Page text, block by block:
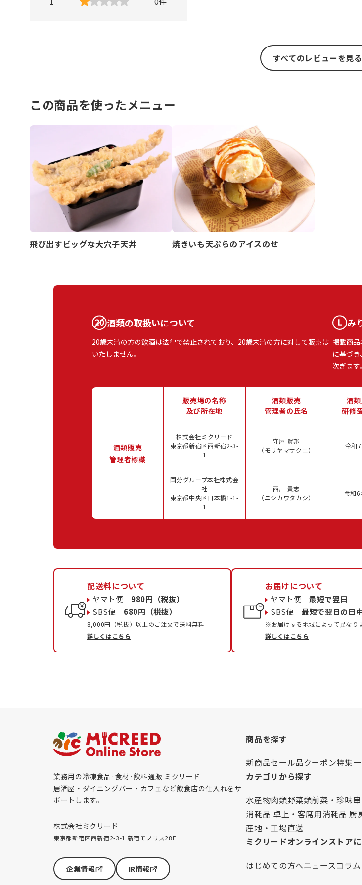
すべてのレビューを見る
この商品を使ったメニュー
飛び出すビッグな大穴子天丼 焼きいも天ぷらのアイスのせ
酒類の取扱いについて
20歳未満の方の飲酒は法律で禁止されており、20歳未満の方に対して販売は
いたしません。
み
掲載商
に基づ
次ぎます。
酒類販売
管理者標識
販売場の名称
及び所在地
酒類販売
管理者の氏名
酒
研修
株式会社ミクリード
東京都新宿区西新宿2-3-
1
守屋 賢邦
（モリヤマサクニ）
令和
国分グループ本社株式会
社
東京都中央区日本橋1-1-
1
西川 貴志
（ニシカワタカシ）
令和6
配送料について
ヤマト便 980円（税抜）
SBS便 680円（税抜）
8,000円（税抜）以上のご注文で送料無料
詳しくはこちら
お届けについて
ヤマト便最短で翌日
SBS便最短で翌日の日
※お届けする地域によって異なりま
詳しくはこちら
業務用の冷凍食品·食材·飲料通販 ミクリード
居酒屋・ダイニングバー・カフェなど飲食店の仕入れをサ
ポートします。
株式会社ミクリード
東京都新宿区西新宿2-3-1 新宿モノリス28F
企業情報 IR情報
商品を探す
新商品セール品クーポン特集
カテゴリから探す
水産物肉類野菜類前菜・珍味
消耗品 卓上・客席用消耗品 厨
産地・工場直送
ミクリードオンラインストア
はじめての方へニュースコラム